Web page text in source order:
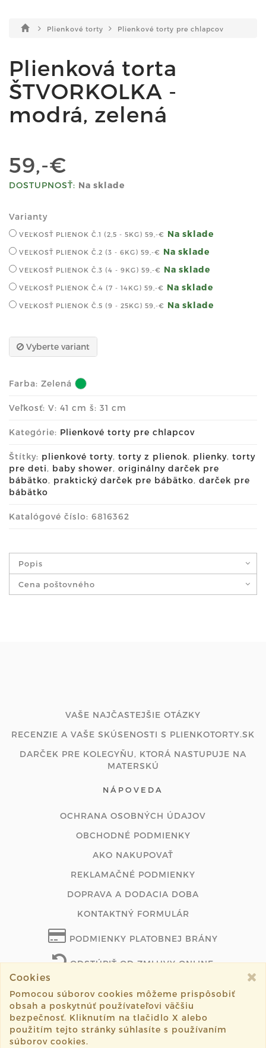
Plienkové torty Plienkové torty pre chlapcov
Plienková torta
ŠTVORKOLKA -
modrá, zelená
59,-€
DOSTUPNOSŤ: Na sklade
Varianty
VEĽKOSŤ PLIENOK Č.1 (2,5 - 5KG) 59,-€ Na sklade
VEĽKOSŤ PLIENOK Č.2 (3 - 6KG) 59,-€ Na sklade
VEĽKOSŤ PLIENOK Č.3 (4 - 9KG) 59,-€ Na sklade
VEĽKOSŤ PLIENOK Č.4 (7 - 14KG) 59,-€ Na sklade
VEĽKOSŤ PLIENOK Č.5 (9 - 25KG) 59,-€ Na sklade
Vyberte variant
Farba: Zelená
Veľkosť: V: 41 cm š: 31 cm
Kategórie: Plienkové torty pre chlapcov
Štítky: plienkové torty, torty z plienok, plienky, torty
pre deti, baby shower, originálny darček pre
bábätko, praktický darček pre bábätko, darček pre
bábätko
Katalógové číslo: 6816362
Popis
Cena poštovného
VAŠE NAJČASTEJŠIE OTÁZKY
RECENZIE A VAŠE SKÚSENOSTI S PLIENKOTORTY.SK
DARČEK PRE KOLEGYŇU, KTORÁ NASTUPUJE NA
MATERSKÚ
NÁPOVEDA
OCHRANA OSOBNÝCH ÚDAJOV
OBCHODNÉ PODMIENKY
AKO NAKUPOVAŤ
REKLAMAČNÉ PODMIENKY
DOPRAVA A DODACIA DOBA
KONTAKTNÝ FORMULÁR
PODMIENKY PLATOBNEJ BRÁNY
ODSTÚPIŤ OD ZMLUVY ONLINE
©2026 plienkotorty.sk všetky práva vyhradené.
Vytvorené systémomsashe.sk
Cookies
Pomocou súborov cookies môžeme prispôsobiť
obsah a poskytnúť používateľovi väčšiu
bezpečnosť. Kliknutím na tlačidlo X alebo
použitím tejto stránky súhlasíte s používaním
súborov cookies.